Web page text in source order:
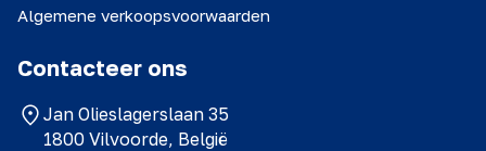
Algemene verkoopsvoorwaarden
Contacteer ons
Jan Olieslagerslaan 35
1800 Vilvoorde, België